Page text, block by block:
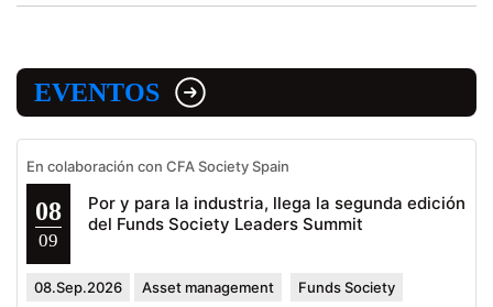
EVENTOS
En colaboración con CFA Society Spain
08
09
Por y para la industria, llega la segunda edición
del Funds Society Leaders Summit
08.Sep.2026 Asset management Funds Society